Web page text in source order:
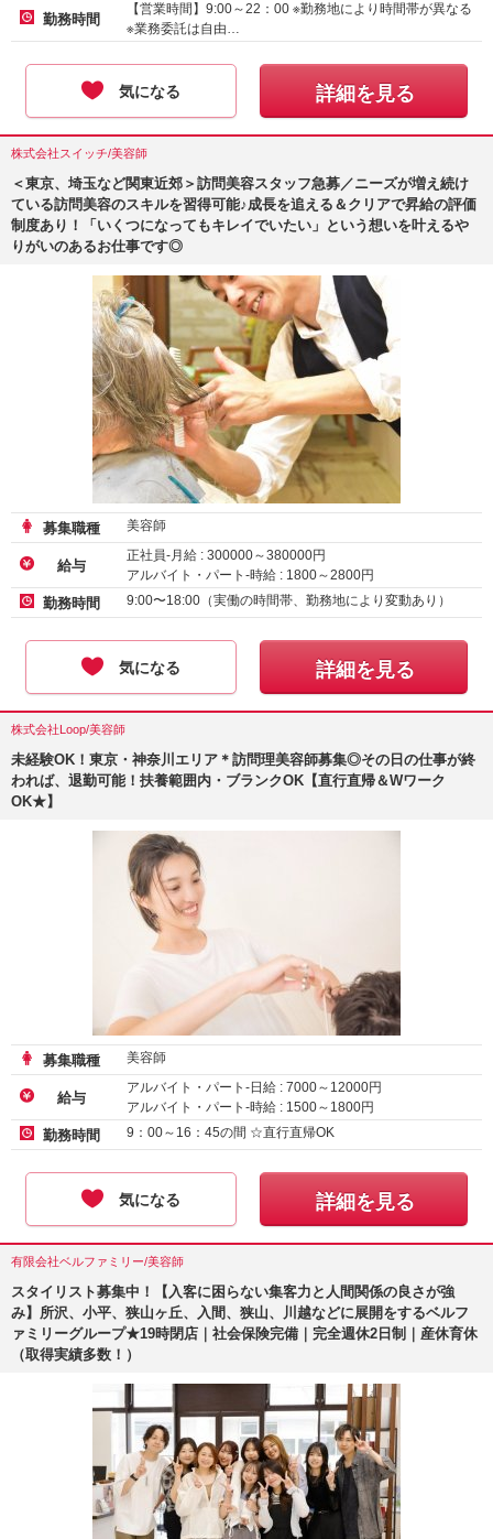
勤務時間
【営業時間】9:00～22：00 ※勤務地により時間帯が異なる
※業務委託は自由…
気になる 詳細を見る
株式会社スイッチ/美容師
＜東京、埼玉など関東近郊＞訪問美容スタッフ急募／ニーズが増え続け
ている訪問美容のスキルを習得可能♪成長を追える＆クリアで昇給の評価
制度あり！「いくつになってもキレイでいたい」という想いを叶えるや
りがいのあるお仕事です◎
募集職種 美容師
給与
正社員-月給 : 300000～380000円
アルバイト・パート-時給 : 1800～2800円
業務委託-その他 :8000～15000円
勤務時間 9:00〜18:00（実働の時間帯、勤務地により変動あり）
気になる 詳細を見る
株式会社Loop/美容師
未経験OK！東京・神奈川エリア＊訪問理美容師募集◎その日の仕事が終
われば、退勤可能！扶養範囲内・ブランクOK【直行直帰＆Wワーク
OK★】
募集職種 美容師
給与
アルバイト・パート-日給 : 7000～ 12000円
アルバイト・パート-時給 : 1500～ 1800円
勤務時間 9：00～16：45の間 ☆直行直帰OK
気になる 詳細を見る
有限会社ベルファミリー/美容師
スタイリスト募集中！【入客に困らない集客力と人間関係の良さが強
み】所沢、小平、狭山ヶ丘、入間、狭山、川越などに展開をするベルフ
ァミリーグループ★19時閉店｜社会保険完備｜完全週休2日制｜産休育休
（取得実績多数！）